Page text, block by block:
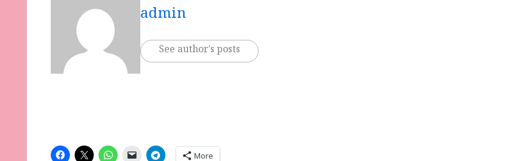
admin
See author's posts
More